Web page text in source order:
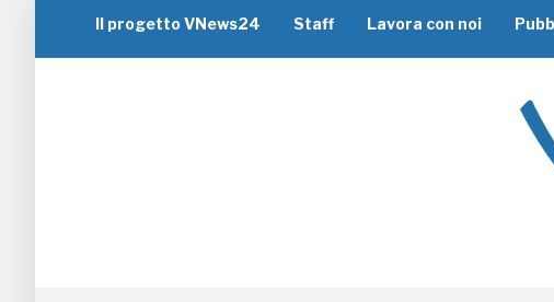
Il progetto VNews24 Staff Lavora con noi